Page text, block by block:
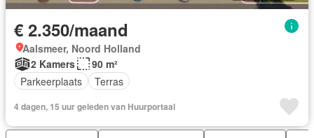
€ 2.350/maand
Aalsmeer, Noord Holland
2 Kamers
90 m²
Parkeerplaats
Terras
4 dagen, 15 uur geleden van Huurportaal